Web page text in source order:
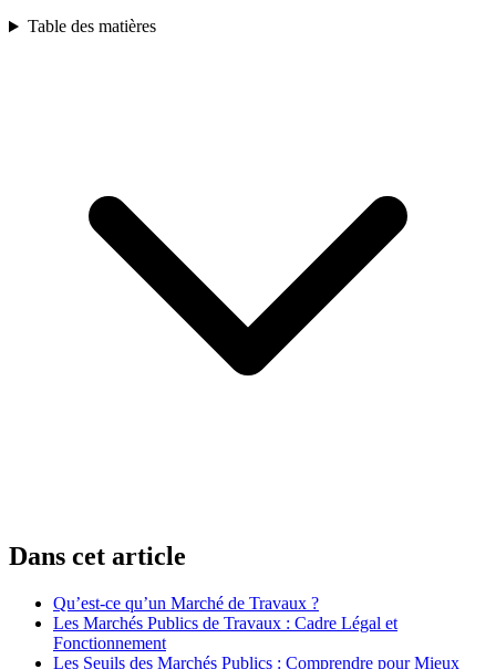
Table des matières
Dans cet article
Qu’est-ce qu’un Marché de Travaux ?
Les Marchés Publics de Travaux : Cadre Légal et
Fonctionnement
Les Seuils des Marchés Publics : Comprendre pour Mieux